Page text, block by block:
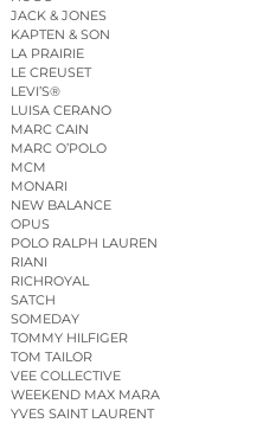
JACK & JONES
KAPTEN & SON
LA PRAIRIE
LE CREUSET
LEVI’S®
LUISA CERANO
MARC CAIN
MARC O’POLO
MCM
MONARI
NEW BALANCE
OPUS
POLO RALPH LAUREN
RIANI
RICHROYAL
SATCH
SOMEDAY
TOMMY HILFIGER
TOM TAILOR
VEE COLLECTIVE
WEEKEND MAX MARA
YVES SAINT LAURENT